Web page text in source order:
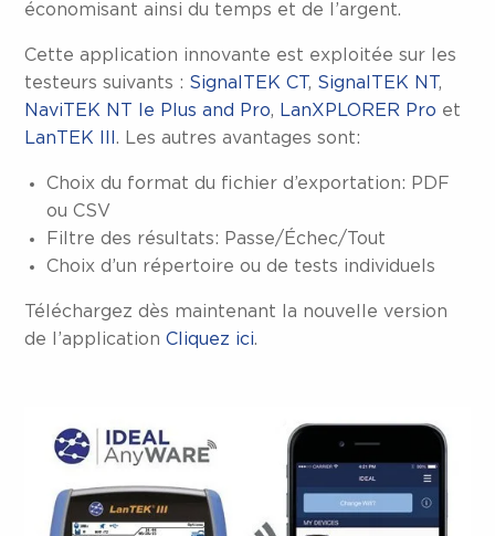
économisant ainsi du temps et de l’argent.
Cette application innovante est exploitée sur les
testeurs suivants : SignalTEK CT, SignalTEK NT,
NaviTEK NT le Plus and Pro, LanXPLORER Pro et
LanTEK III. Les autres avantages sont:
Choix du format du fichier d’exportation: PDF
ou CSV
Filtre des résultats: Passe/Échec/Tout
Choix d’un répertoire ou de tests individuels
Téléchargez dès maintenant la nouvelle version
de l’applicationCliquez ici.